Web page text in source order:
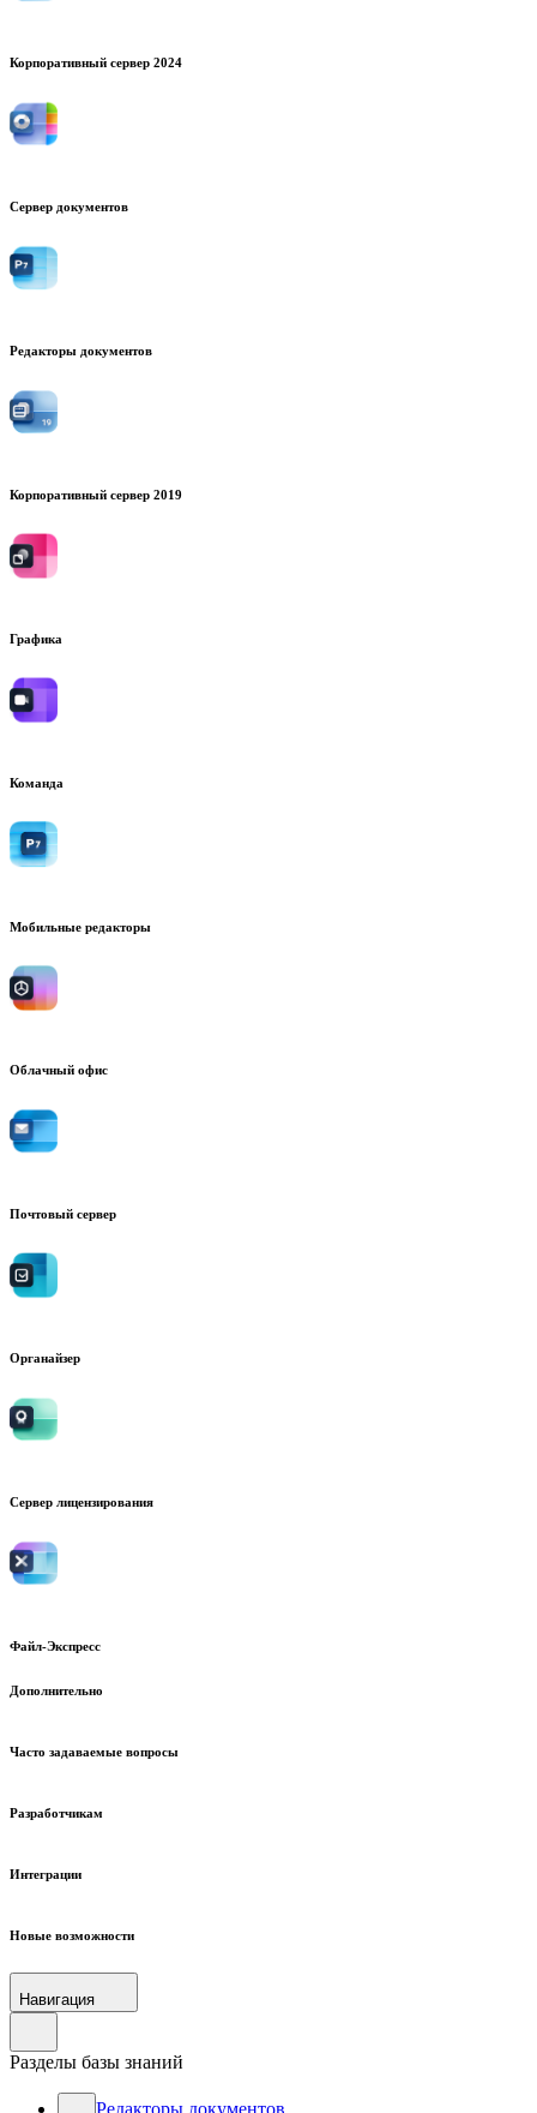
Корпоративный сервер 2024
Сервер документов
Редакторы документов
Корпоративный сервер 2019
Графика
Команда
Мобильные редакторы
Облачный офис
Почтовый сервер
Органайзер
Сервер лицензирования
Файл-Экспресс
Дополнительно
Часто задаваемые вопросы
Разработчикам
Интеграции
Новые возможности
Навигация
Разделы базы знаний
Редакторы документов